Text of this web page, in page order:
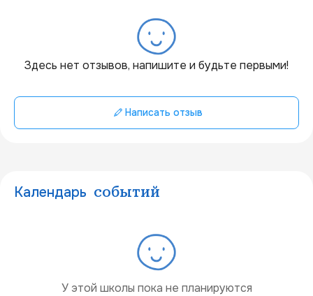
Здесь нет отзывов, напишите и будьте первыми!
Написать отзыв
Календарь событий
У этой школы пока не планируются